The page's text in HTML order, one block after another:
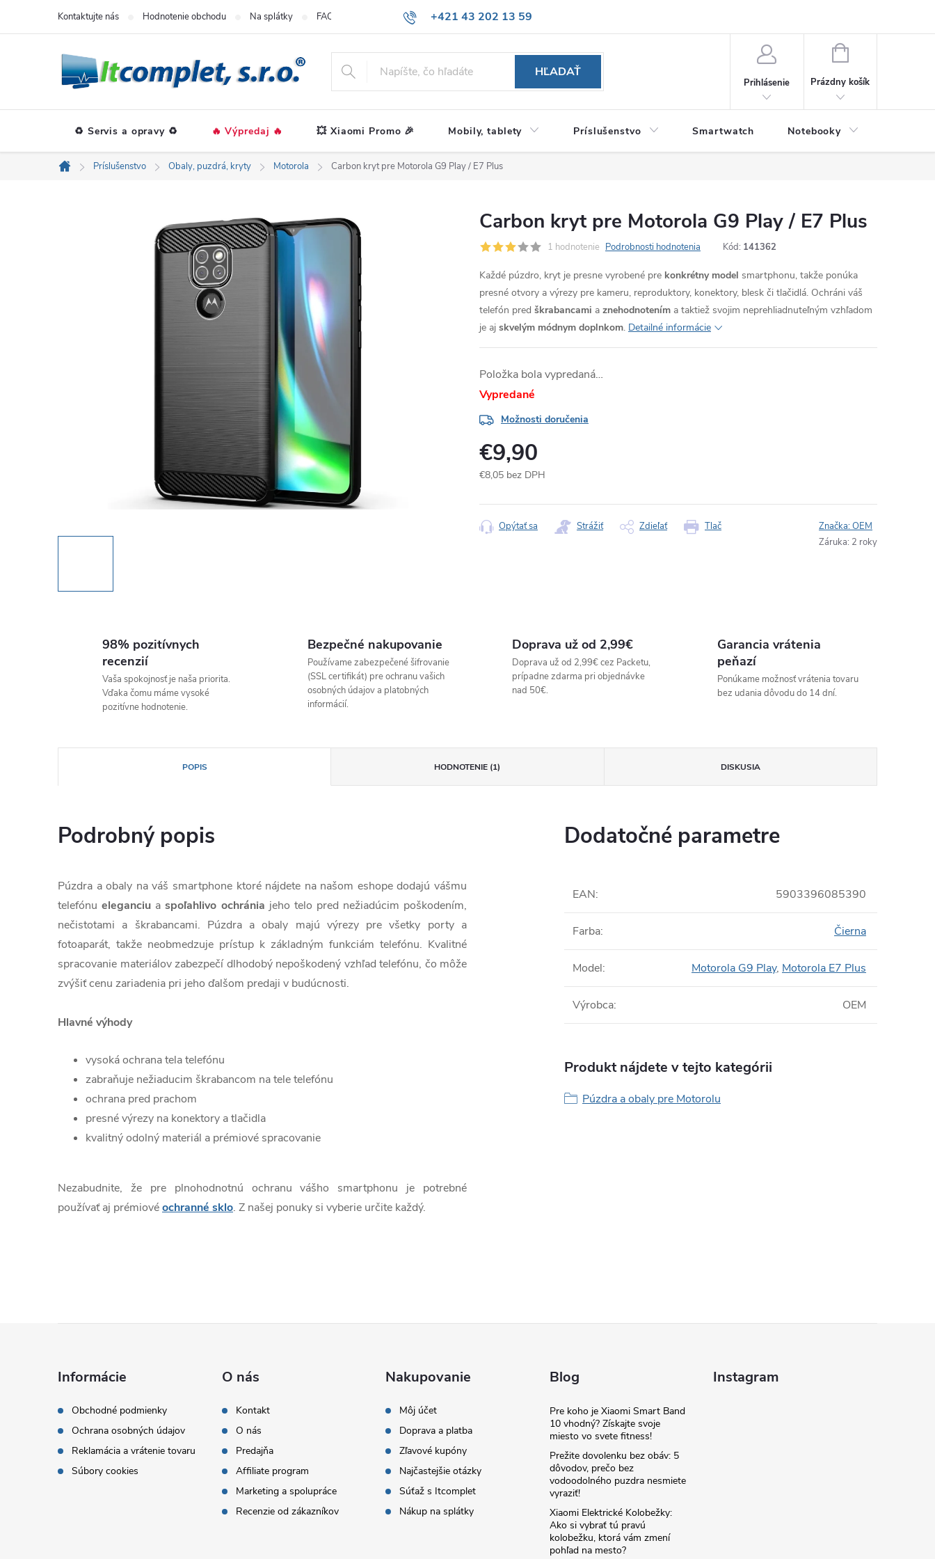
+421 43 202 13 59
Kontaktujte nás Hodnotenie obchodu Na splátky FAQ
HĽADAŤ
Prihlásenie
NÁKUPNÝ
Prázdny košík
♻️ Servis a opravy ♻️ 🔥 Výpredaj 🔥 💥 Xiaomi Promo 🎉 Mobily, tablety Príslušenstvo Smartwatch Notebooky
Domov
Príslušenstvo Obaly, puzdrá, kryty Motorola Carbon kryt pre Motorola G9 Play / E7 Plus
Carbon kryt pre Motorola G9 Play / E7 Plus
1 hodnotenie Podrobnosti hodnotenia Kód: 141362
Každé púzdro, kryt je presne vyrobené pre konkrétny model smartphonu, takže ponúka
presné otvory a výrezy pre kameru, reproduktory, konektory, blesk či tlačidlá. Ochráni váš
telefón pred škrabancami a znehodnotením a taktiež svojim neprehliadnuteľným vzhľadom
je aj skvelým módnym doplnkom. Detailné informácie
Položka bola vypredaná…
Vypredané
Možnosti doručenia
€9,90
€8,05 bez DPH
cena:
Tlač
Opýtať sa Strážiť Zdieľať Značka:OEM
Záruka: 2 roky
98% pozitívnych
recenzií
Vaša spokojnosť je naša priorita.
Vďaka čomu máme vysoké
pozitívne hodnotenie.
Bezpečné nakupovanie
Používame zabezpečené šifrovanie
(SSL certifikát) pre ochranu vašich
osobných údajov a platobných
informácií.
Doprava už od 2,99€
Doprava už od 2,99€ cez Packetu,
prípadne zdarma pri objednávke
nad 50€.
Garancia vrátenia
peňazí
Ponúkame možnosť vrátenia tovaru
bez udania dôvodu do 14 dní.
POPIS HODNOTENIE (1) DISKUSIA
Podrobný popis
Púzdra a obaly na váš smartphone ktoré nájdete na našom eshope dodajú vášmu
telefónu eleganciu a spoľahlivo ochránia jeho telo pred nežiadúcim poškodením,
nečistotami a škrabancami. Púzdra a obaly majú výrezy pre všetky porty a
fotoaparát, takže neobmedzuje prístup k základným funkciám telefónu. Kvalitné
spracovanie materiálov zabezpečí dlhodobý nepoškodený vzhľad telefónu, čo môže
zvýšiť cenu zariadenia pri jeho ďalšom predaji v budúcnosti.
Hlavné výhody
vysoká ochrana tela telefónu
zabraňuje nežiaducim škrabancom na tele telefónu
ochrana pred prachom
presné výrezy na konektory a tlačidla
kvalitný odolný materiál a prémiové spracovanie
Nezabudnite, že pre plnohodnotnú ochranu vášho smartphonu je potrebné
používať aj prémiovéochranné sklo. Z našej ponuky si vyberie určite každý.
Dodatočné parametre
EAN: 5903396085390
Farba: Čierna
Model: Motorola G9 Play, Motorola E7 Plus
Výrobca: OEM
Produkt nájdete v tejto kategórii
Púzdra a obaly pre Motorolu
Informácie
Obchodné podmienky
Ochrana osobných údajov
Reklamácia a vrátenie tovaru
Súbory cookies
O nás
Kontakt
O nás
Predajňa
Affiliate program
Marketing a spolupráce
Recenzie od zákazníkov
Nakupovanie
Môj účet
Doprava a platba
Zľavové kupóny
Najčastejšie otázky
Súťaž s Itcomplet
Nákup na splátky
Blog
Pre koho je Xiaomi Smart Band
10 vhodný? Získajte svoje
miesto vo svete fitness!
Prežite dovolenku bez obáv: 5
dôvodov, prečo bez
vodoodolného puzdra nesmiete
vyraziť!
Xiaomi Elektrické Kolobežky:
Ako si vybrať tú pravú
kolobežku, ktorá vám zmení
pohľad na mesto?
Instagram